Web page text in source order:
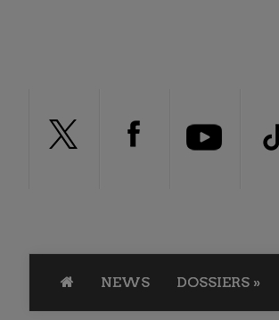
NEWS DOSSIERS »